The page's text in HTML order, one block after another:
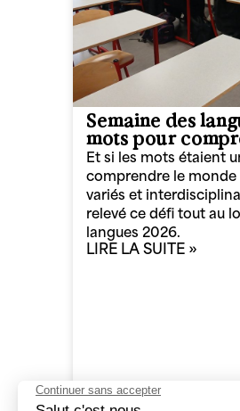
Semaine des
mots pour
Et si les mots étaient
comprendre le monde
variés et
relevé ce défi tout au
langues 2026.
LIRE LA SUITE »